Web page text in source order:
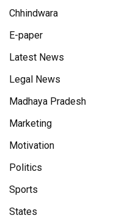
Chhindwara
E-paper
Latest News
Legal News
Madhaya Pradesh
Marketing
Motivation
Politics
Sports
States